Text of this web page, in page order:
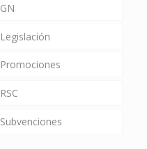
GN
Legislación
Promociones
RSC
Subvenciones